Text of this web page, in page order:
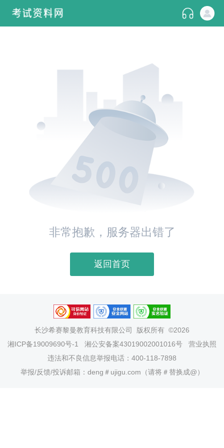
非常抱歉，服务器出错了
返回首页
长沙希赛黎曼教育科技有限公司
版权所有 ©2026
湘ICP备19009690号-1
湘公安备案43019002001016号
营业执照
违法和不良信息举报电话：400-118-7898
举报/反馈/投诉邮箱：deng＃ujigu.com（请将＃替换成@）